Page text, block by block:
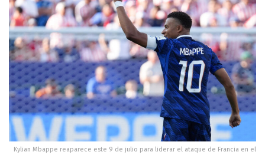
Kylian Mbappe reaparece este 9 de julio para liderar el ataque de Francia en el